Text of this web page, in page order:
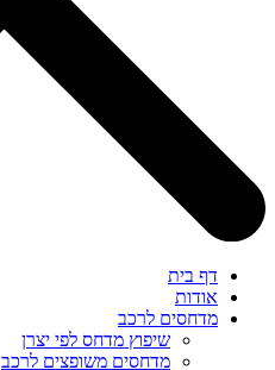
דף בית
אודות
מדחסים לרכב
שיפוץ מדחס לפי יצרן
מדחסים משופצים לרכב